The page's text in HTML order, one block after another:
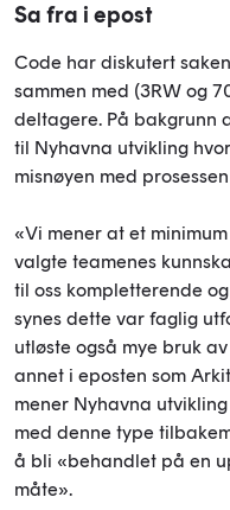
Sa fra i epost
Code har diskutert
sammen med (3RW og
deltagere. På bakgrunn
til Nyhavna utvikling
misnøyen med
«Vi mener at et
valgte teamenes
til oss kompletterende
synes dette var faglig
utløste også mye bruk
annet i eposten som
mener Nyhavna
med denne type
å bli «behandlet på en
måte».